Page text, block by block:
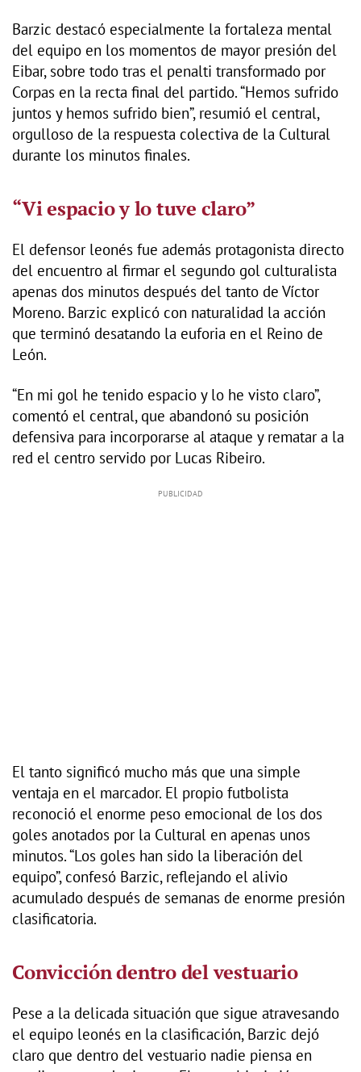
Barzic destacó especialmente la fortaleza mental
del equipo en los momentos de mayor presión del
Eibar, sobre todo tras el penalti transformado por
Corpas en la recta final del partido. “Hemos sufrido
juntos y hemos sufrido bien”, resumió el central,
orgulloso de la respuesta colectiva de la Cultural
durante los minutos finales.
“Vi espacio y lo tuve claro”
El defensor leonés fue además protagonista directo
del encuentro al firmar el segundo gol culturalista
apenas dos minutos después del tanto de Víctor
Moreno. Barzic explicó con naturalidad la acción
que terminó desatando la euforia en el Reino de
León.
“En mi gol he tenido espacio y lo he visto claro”,
comentó el central, que abandonó su posición
defensiva para incorporarse al ataque y rematar a la
red el centro servido por Lucas Ribeiro.
El tanto significó mucho más que una simple
ventaja en el marcador. El propio futbolista
reconoció el enorme peso emocional de los dos
goles anotados por la Cultural en apenas unos
minutos. “Los goles han sido la liberación del
equipo”, confesó Barzic, reflejando el alivio
acumulado después de semanas de enorme presión
clasificatoria.
Convicción dentro del vestuario
Pese a la delicada situación que sigue atravesando
el equipo leonés en la clasificación, Barzic dejó
claro que dentro del vestuario nadie piensa en